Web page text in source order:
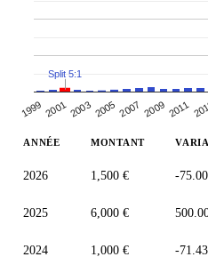
1999 200120032005 2007 2009 2011
Split 5:1
ANNÉE MONTANT
2026 1,500 € -
2025 6,000 €
2024 1,000 € -